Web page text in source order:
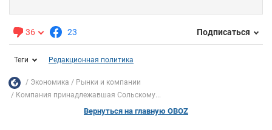
36 23 Подписаться
Теги Редакционная политика
Экономика
Рынки и компании
Компания принадлежавшая Сольскому...
Вернуться на главную OBOZ